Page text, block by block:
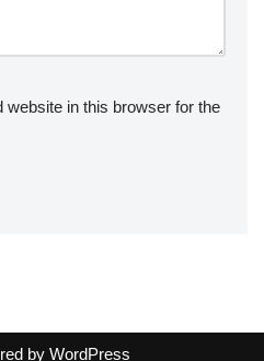
in this browser for the
by WordPress